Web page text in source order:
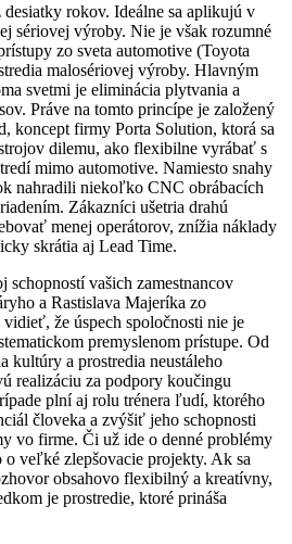
desiatky rokov. Ideálne sa aplikujú v
sériovej výroby. Nie je však rozumné
zo sveta automotive (Toyota
malosériovej výroby. Hlavným
svetmi je eliminácia plytvania a
Práve na tomto princípe je založený
koncept firmy Porta Solution, ktorá sa
dilemu, ako flexibilne vyrábať s
mimo automotive. Namiesto snahy
nahradili niekoľko CNC obrábacích
Zákazníci ušetria drahú
menej operátorov, znížia náklady
skrátia aj Lead Time.
schopností vašich zamestnancov
a Rastislava Majeríka zo
že úspech spoločnosti nie je
premyslenom prístupe. Od
kultúry a prostredia neustáleho
realizáciu za podpory koučingu
plní aj rolu trénera ľudí, ktorého
človeka a zvýšiť jeho schopnosti
vo firme. Či už ide o denné problémy
veľké zlepšovacie projekty. Ak sa
obsahovo flexibilný a kreatívny,
je prostredie, ktoré prináša